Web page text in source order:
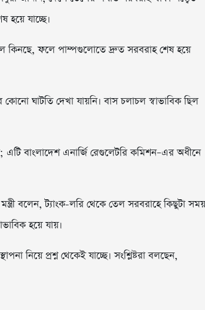
যাচ্ছে।
কিনছে, ফলে পাম্পগুলোতে দ্রুত সরবরাহ শেষ হয়ে
ঘাটতি দেখা যায়নি। বাস চলাচল স্বাভাবিক ছিল
এটি বাংলাদেশ এনার্জি রেগুলেটরি কমিশন–এর অধীনে
বলেন, ট্যাংক-লরি থেকে তেল সরবরাহে কিছুটা সময়
হয়ে যায়।
নিয়ে প্রশ্ন থেকেই যাচ্ছে। সংশ্লিষ্টরা বলছেন,